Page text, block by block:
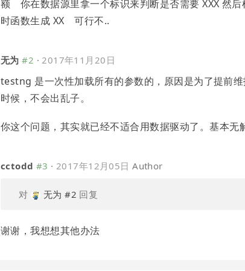
额 你在数据源里拿一个标识来判断是否需要 XXX 然
时函数生成 XX 可行不..
无为 #2 · 2017年11月20日
testng 是一次性加载所有的参数的，原因是为了提前
时候，不会出乱子。
你这个问题，其实就已经不适合用数据驱动了。基本无
cctodd #3 · 2017年12月05日 Author
对 无为 #2 回复
谢谢，我想想其他办法